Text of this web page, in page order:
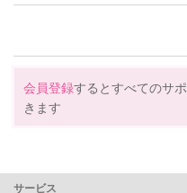
定期予約 お
お子様の撮影
（定期特典）
対
サポートの特徴
資格
会員登録するとすべてのサ
きます
サービス